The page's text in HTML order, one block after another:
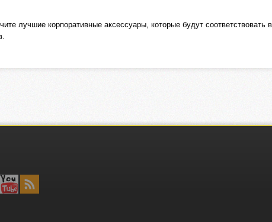
лучшие корпоративные аксессуары, которые будут